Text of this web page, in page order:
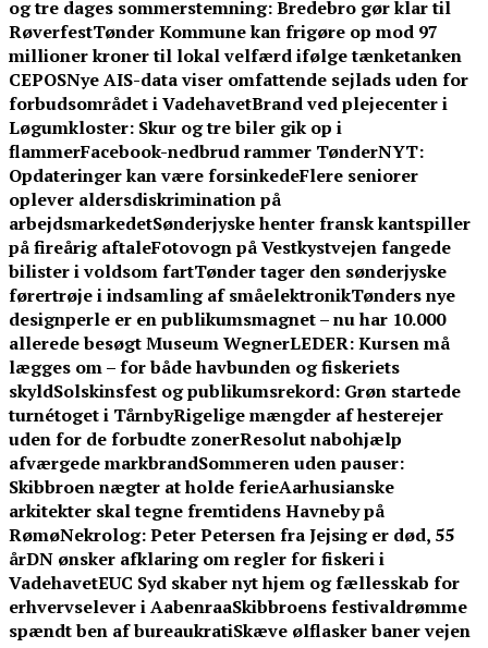
og tre dages sommerstemning: Bredebro gør klar til
RøverfestTønder Kommune kan frigøre op mod 97
millioner kroner til lokal velfærd ifølge tænketanken
CEPOSNye AIS-data viser omfattende sejlads uden for
forbudsområdet i VadehavetBrand ved plejecenter i
Løgumkloster: Skur og tre biler gik op i
flammerFacebook-nedbrud rammer TønderNYT:
Opdateringer kan være forsinkedeFlere seniorer
oplever aldersdiskrimination på
arbejdsmarkedetSønderjyske henter fransk kantspiller
på fireårig aftaleFotovogn på Vestkystvejen fangede
bilister i voldsom fartTønder tager den sønderjyske
førertrøje i indsamling af småelektronikTønders nye
designperle er en publikumsmagnet – nu har 10.000
allerede besøgt Museum WegnerLEDER: Kursen må
lægges om – for både havbunden og fiskeriets
skyldSolskinsfest og publikumsrekord: Grøn startede
turnétoget i TårnbyRigelige mængder af hesterejer
uden for de forbudte zonerResolut nabohjælp
afværgede markbrandSommeren uden pauser:
Skibbroen nægter at holde ferieAarhusianske
arkitekter skal tegne fremtidens Havneby på
RømøNekrolog: Peter Petersen fra Jejsing er død, 55
årDN ønsker afklaring om regler for fiskeri i
VadehavetEUC Syd skaber nyt hjem og fællesskab for
erhvervselever i AabenraaSkibbroens festivaldrømme
spændt ben af bureaukratiSkæve ølflasker baner vejen